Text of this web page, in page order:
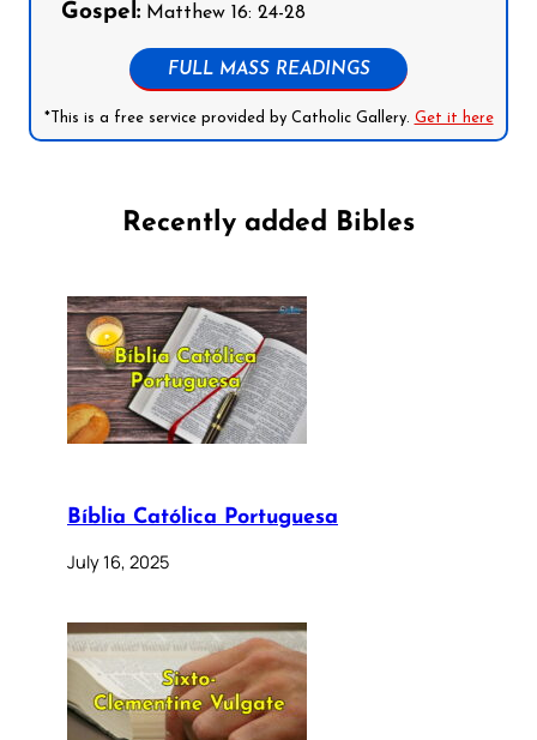
Gospel: Matthew 16: 24-28
FULL MASS READINGS
*This is a free service provided by Catholic Gallery. Get it here
Recently added Bibles
Bíblia Católica Portuguesa
July 16, 2025